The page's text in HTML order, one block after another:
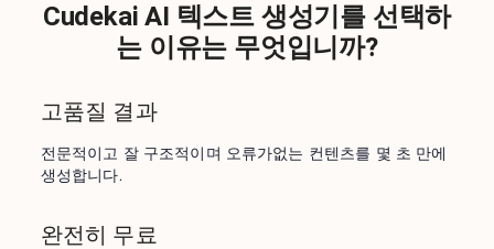
Cudekai AI 텍스트 생성기를 선택하
는 이유는 무엇입니까?
고품질 결과
전문적이고 잘 구조적이며 오류가없는 컨텐츠를 몇 초 만에
생성합니다.
완전히 무료